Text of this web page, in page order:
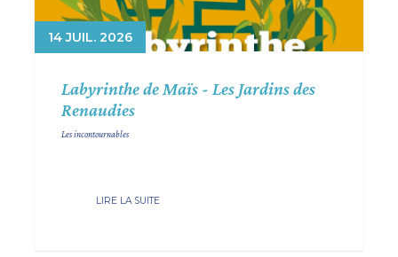
14 JUIL. 2026
Labyrinthe de Maïs - Les Jardins des
Renaudies
Les incontournables
LIRE LA SUITE